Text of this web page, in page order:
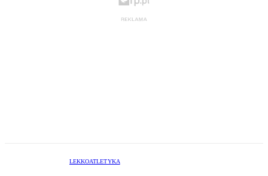
LEKKOATLETYKA